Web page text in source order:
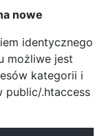
nowe
identycznego
możliwe jest
kategorii i
public/.htaccess